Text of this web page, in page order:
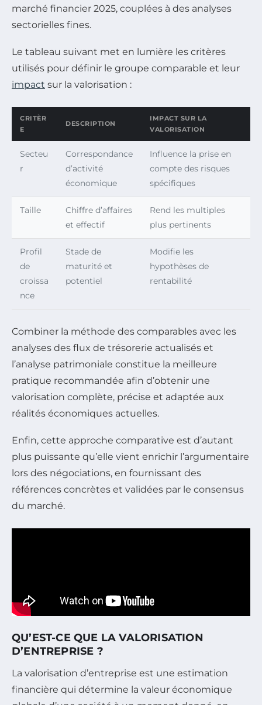
marché financier 2025, couplées à des analyses
sectorielles fines.
Le tableau suivant met en lumière les critères
utilisés pour définir le groupe comparable et leur
impact sur la valorisation :
CRITÈR
E
DESCRIPTION
IMPACT SUR LA
VALORISATION
Secteu
r
Correspondance
d’activité
économique
Influence la prise en
compte des risques
spécifiques
Taille
Chiffre d’affaires
et effectif
Rend les multiples
plus pertinents
Profil
de
croissa
nce
Stade de
maturité et
potentiel
Modifie les
hypothèses de
rentabilité
Combiner la méthode des comparables avec les
analyses des flux de trésorerie actualisés et
l’analyse patrimoniale constitue la meilleure
pratique recommandée afin d’obtenir une
valorisation complète, précise et adaptée aux
réalités économiques actuelles.
Enfin, cette approche comparative est d’autant
plus puissante qu’elle vient enrichir l’argumentaire
lors des négociations, en fournissant des
références concrètes et validées par le consensus
du marché.
QU’EST-CE QUE LA VALORISATION
D’ENTREPRISE ?
La valorisation d’entreprise est une estimation
financière qui détermine la valeur économique